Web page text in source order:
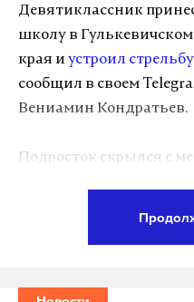
Девятиклассник
школу в
края и устроил стрельбу
сообщил в своем
Вениамин Кондратьев.
Подросток скрылся с